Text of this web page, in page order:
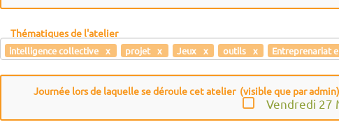
Franck Obadia
François Schmitt
Frédérique Assal
Geneviève Cyvoct
Thématiques de l'atelier
intelligence collective projet Jeux outils Entreprenariat
Journée lors de laquelle se déroule cet atelier (visible que par admin)
Vendredi 27